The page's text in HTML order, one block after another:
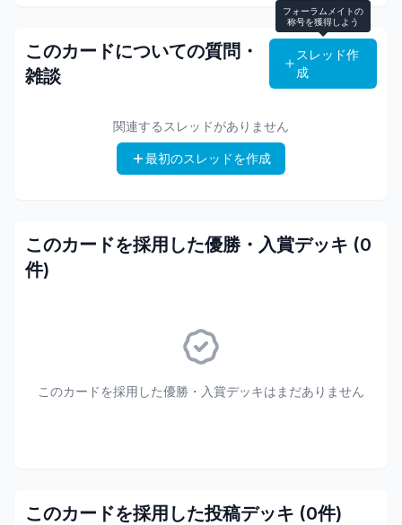
このカードについての質問・
雑談
フォーラムメイトの
称号を獲得しよう
スレッド作
成
関連するスレッドがありません
最初のスレッドを作成
このカードを採用した優勝・入賞デッキ (0
件)
このカードを採用した優勝・入賞デッキはまだありません
このカードを採用した投稿デッキ (0件)